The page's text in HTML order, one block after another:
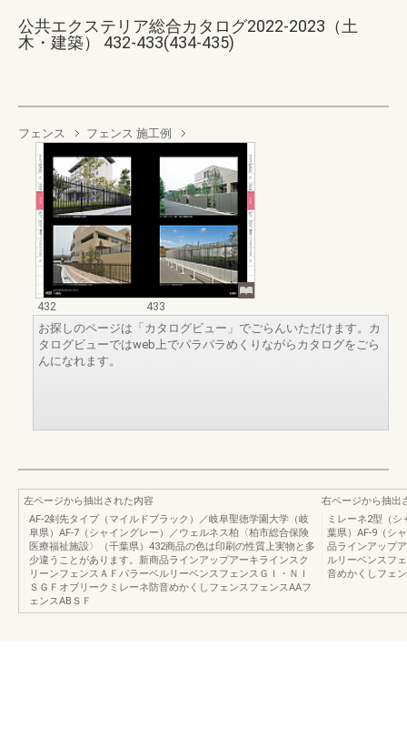
公共エクステリア総合カタログ2022-2023（土
木・建築） 432-433(434-435)
フェンス フェンス 施工例
432
433
お探しのページは「カタログビュー」でごらんいただけます。カ
タログビューではweb上でパラパラめくりながらカタログをごら
んになれます。
左ページから抽出された内容
AF-2剣先タイプ（マイルドブラック）／岐阜聖徳学園大学（岐
阜県）AF-7（シャイングレー）／ウェルネス柏〈柏市総合保険
医療福祉施設〉（千葉県）432商品の色は印刷の性質上実物と多
少違うことがあります。新商品ラインアップアーキラインスク
リーンフェンスＡＦパラーベルリーベンスフェンスＧＩ・ＮＩ
ＳＧＦオブリークミレーネ防音めかくしフェンスフェンスAAフ
ェンスABＳＦ
右ページから抽出
ミレーネ2型（
葉県）AF-9（シ
品ラインアップ
ルリーベンスフ
音めかくしフェ